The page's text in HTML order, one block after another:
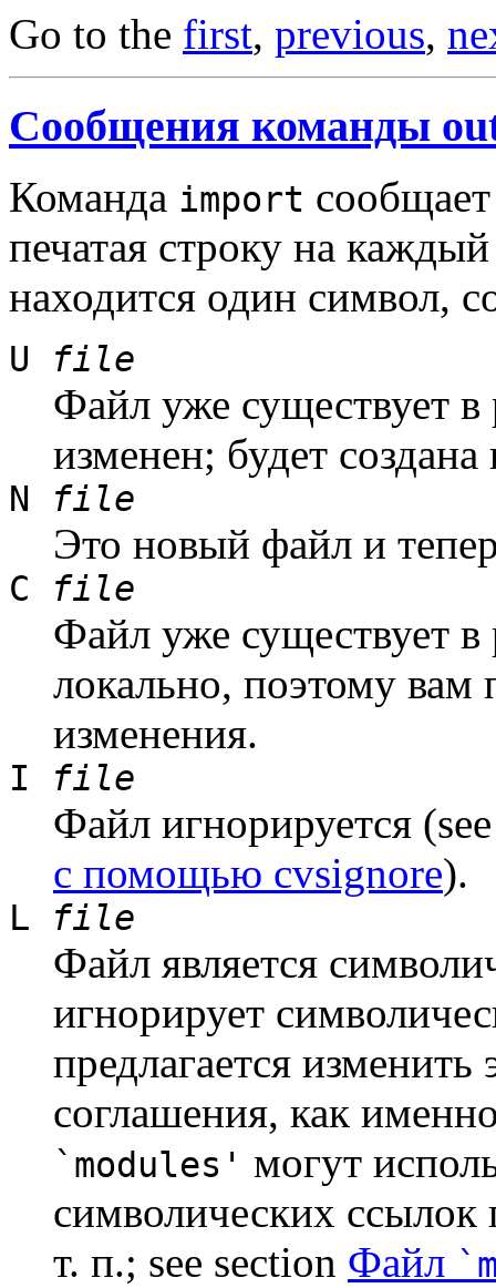
Go to the first, previous,
Сообщения команды
Команда import
печатая строку на
находится один символ,
U file
Файл уже существует
изменен; будет
N file
Это новый файл и
C file
Файл уже существует
локально, поэтому вам
изменения.
I file
Файл игнорируется
с помощью cvsignore).
L file
Файл является
игнорирует
предлагается изменить
соглашения, как
`modules' могут
символических ссылок
т. п.; see section Файл